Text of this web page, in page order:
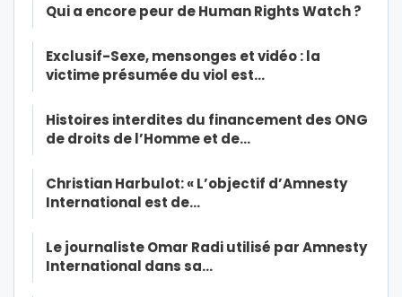
Qui a encore peur de Human Rights Watch ?
Exclusif-Sexe, mensonges et vidéo : la
victime présumée du viol est…
Histoires interdites du financement des ONG
de droits de l’Homme et de…
Christian Harbulot: « L’objectif d’Amnesty
International est de…
Le journaliste Omar Radi utilisé par Amnesty
International dans sa…